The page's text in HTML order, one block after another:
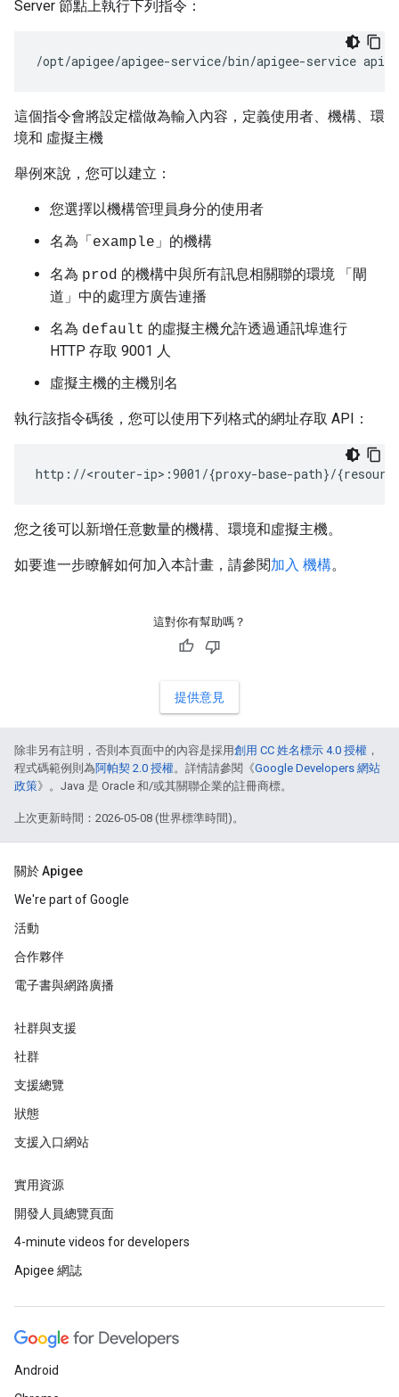
Server 節點上執行下列指令：
/opt/apigee/apigee-service/bin/apigee-service
這個指令會將設定檔做為輸入內容，定義使用者、機構、環
境和 虛擬主機
舉例來說，您可以建立：
您選擇以機構管理員身分的使用者
名為「 example 」的機構
名為 prod 的機構中與所有訊息相關聯的環境 「閘
道」中的處理方廣告連播
名為 default 的虛擬主機允許透過通訊埠進行
HTTP 存取 9001 人
虛擬主機的主機別名
執行該指令碼後，您可以使用下列格式的網址存取 API：
http://<router-ip>:9001/{proxy-base-path}/
您之後可以新增任意數量的機構、環境和虛擬主機。
如要進一步瞭解如何加入本計畫，請參閱加入 機構。
這對你有幫助嗎？
提供意見
除非另有註明，否則本頁面中的內容是採用創用 CC 姓名標示 4.0 授權 ，
程式碼範例則為阿帕契 2.0 授權。詳情請參閱《Google Developers 網站
政策》。Java 是 Oracle 和/或其關聯企業的註冊商標。
上次更新時間：2026-05-08 (世界標準時間)。
關於 Apigee
We're part of Google
活動
合作夥伴
電子書與網路廣播
社群與支援
社群
支援總覽
狀態
支援入口網站
實用資源
開發人員總覽頁面
4-minute videos for developers
Apigee 網誌
Android